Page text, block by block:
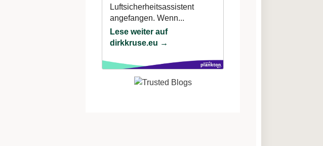
Luftsicherheitsassistent
angefangen. Wenn...
Lese weiter auf
dirkkruse.eu →